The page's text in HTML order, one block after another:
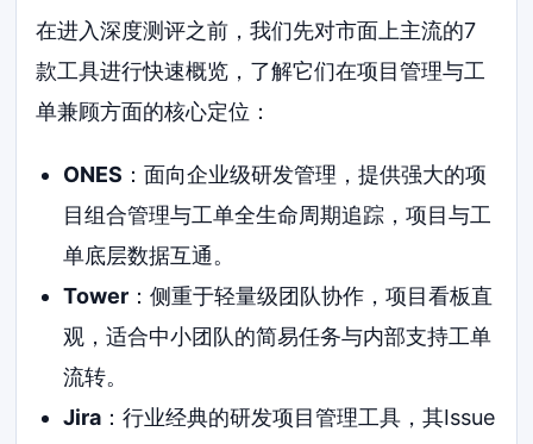
在进入深度测评之前，我们先对市面上主流的7
款工具进行快速概览，了解它们在项目管理与工
单兼顾方面的核心定位：
ONES ：面向企业级研发管理，提供强大的项
目组合管理与工单全生命周期追踪，项目与工
单底层数据互通。
Tower：侧重于轻量级团队协作，项目看板直
观，适合中小团队的简易任务与内部支持工单
流转。
Jira：行业经典的研发项目管理工具，其Issue